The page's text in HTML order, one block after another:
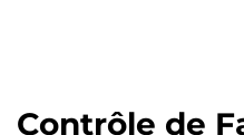
Contrôle de